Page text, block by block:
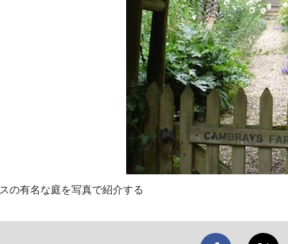
の有名な庭を写真で紹介する